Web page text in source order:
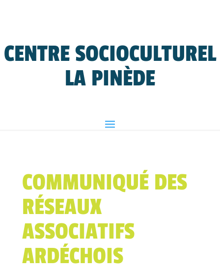
CENTRE SOCIOCULTUREL
LA PINÈDE
COMMUNIQUÉ DES
RÉSEAUX
ASSOCIATIFS
ARDÉCHOIS